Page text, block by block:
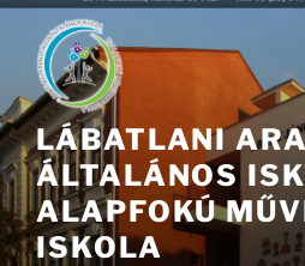
Tartalomhoz
LÁBATLANI
ÁLTALÁNOS
ALAPFOKÚ
ISKOLA